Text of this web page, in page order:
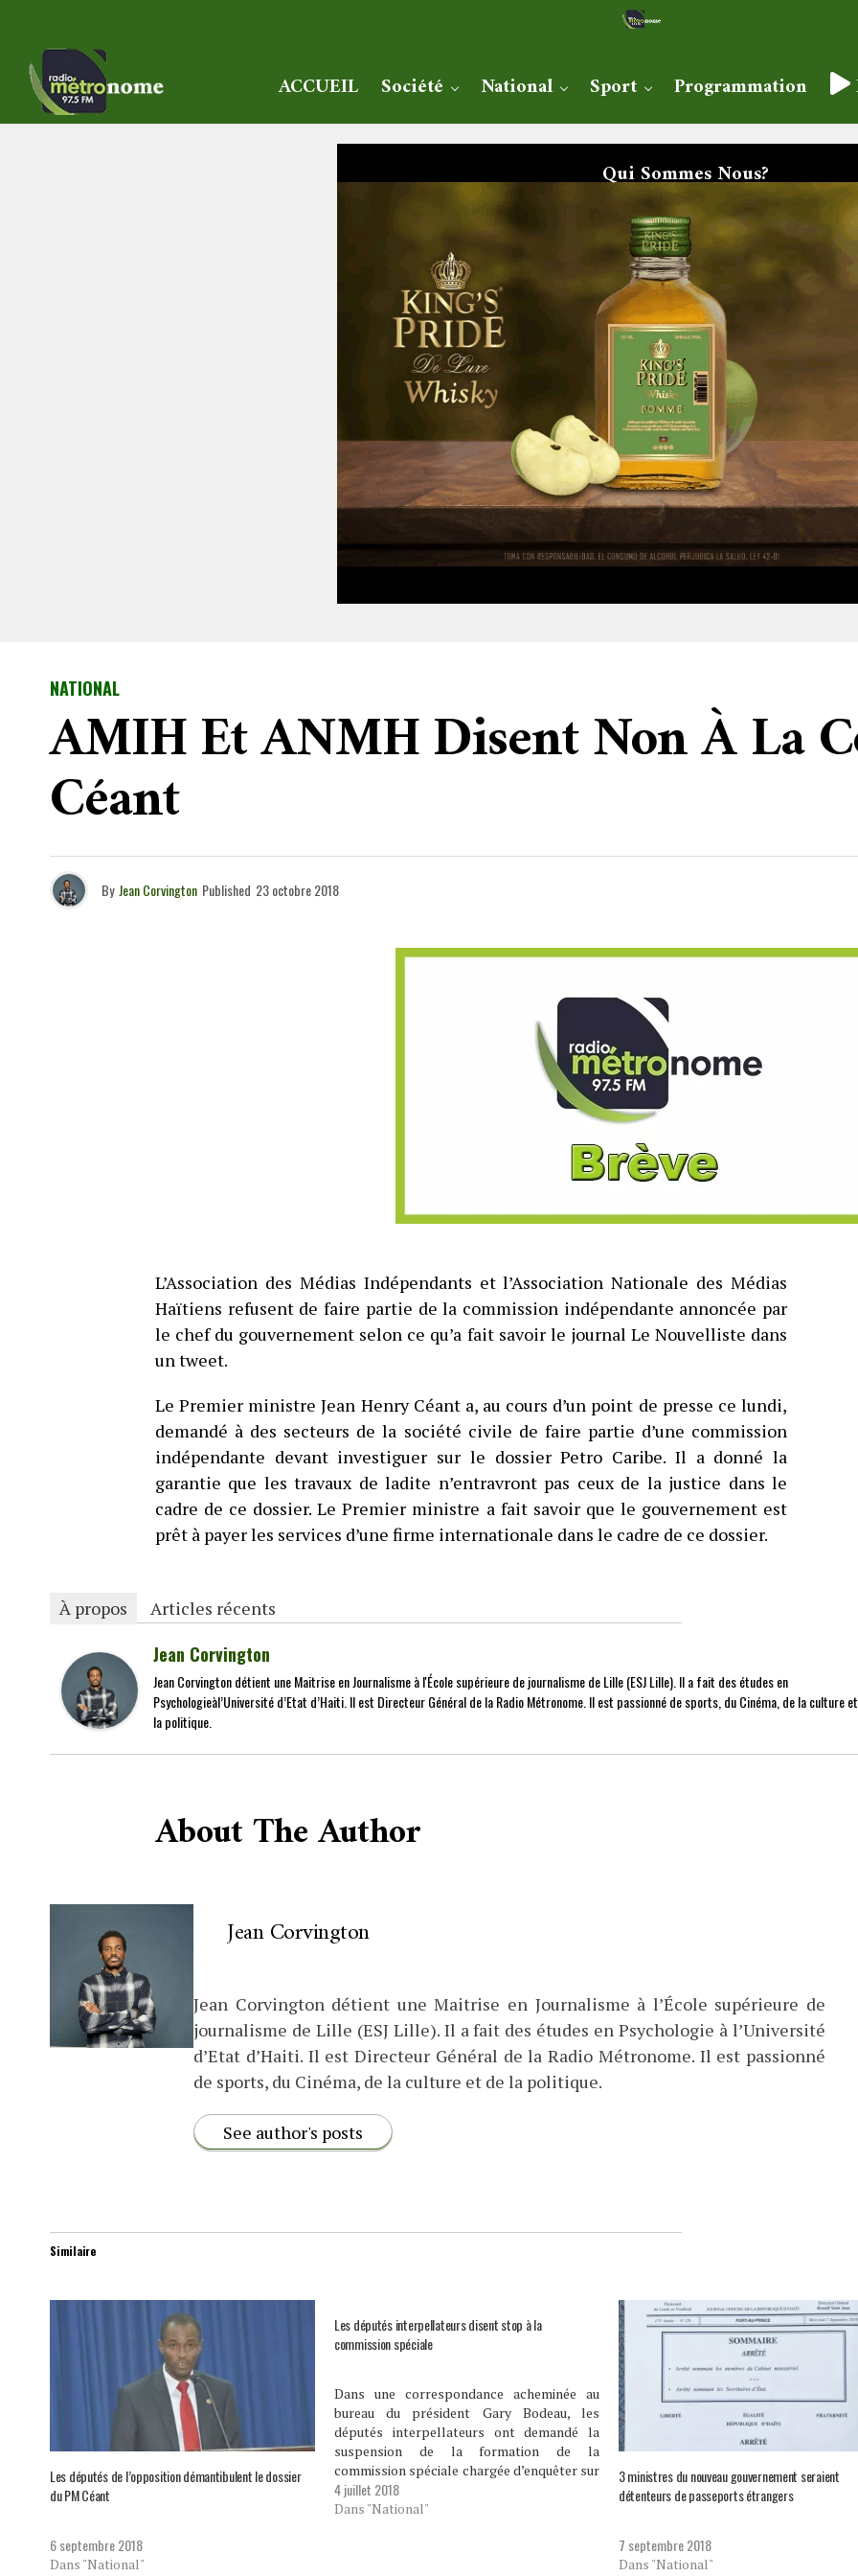
ACCUEIL Société National Sport Programmation
Qui Sommes Nous?
NATIONAL
AMIH Et ANMH Disent Non À La
Céant
By Jean Corvington Published 23 octobre 2018
L’Association des Médias Indépendants et l’Association Nationale des Médias
Haïtiens refusent de faire partie de la commission indépendante annoncée par
le chef du gouvernement selon ce qu’a fait savoir le journal Le Nouvelliste dans
un tweet.
Le Premier ministre Jean Henry Céant a, au cours d’un point de presse ce lundi,
demandé à des secteurs de la société civile de faire partie d’une commission
indépendante devant investiguer sur le dossier Petro Caribe. Il a donné la
garantie que les travaux de ladite n’entravront pas ceux de la justice dans le
cadre de ce dossier. Le Premier ministre a fait savoir que le gouvernement est
prêt à payer les services d’une firme internationale dans le cadre de ce dossier.
À propos Articles récents
Jean Corvington
Jean Corvington détient une Maitrise en Journalisme à l'École supérieure de journalisme de Lille (ESJ Lille). Il a fait des études en
Psychologieàl’Université d’Etat d’Haiti. Il est Directeur Général de la Radio Métronome. Il est passionné de sports, du Cinéma, de la culture
la politique.
About The Author
Jean Corvington
Jean Corvington détient une Maitrise en Journalisme à l’École supérieure de
journalisme de Lille (ESJ Lille). Il a fait des études en Psychologie à l’Université
d’Etat d’Haiti. Il est Directeur Général de la Radio Métronome. Il est passionné
de sports, du Cinéma, de la culture et de la politique.
See author's posts
Similaire
Les députés de l’opposition démantibulent le dossier
du PM Céant
6 septembre 2018
Dans "National"
Les députés interpellateurs disent stop à la
commission spéciale
Dans une correspondance acheminée au
bureau du président Gary Bodeau, les
députés interpellateurs ont demandé la
suspension de la formation de la
commission spéciale chargée d’enquêter sur
les conditions de nomination des 5 nouveaux
ministres. Ils brandissent l’article 172.1 de
4 juillet 2018
Dans "National"
3 ministres du nouveau gouvernement seraient
détenteurs de passeports étrangers
7 septembre 2018
Dans "National"